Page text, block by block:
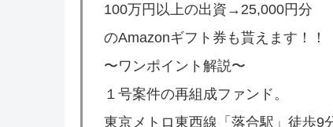
100万円以上の出資→25,000円分
のAmazonギフト券も貰えます！！
〜ワンポイント解説〜
１号案件の再組成ファンド。
東京メトロ東西線「落合駅」徒歩9